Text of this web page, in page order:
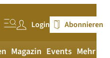
Login Abonnieren
Magazin Events Mehr